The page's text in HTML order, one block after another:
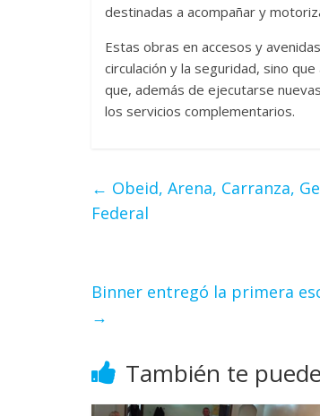
destinadas a acompañar y
Estas obras en accesos y
circulación y la seguridad, sino
que, además de ejecutarse
los servicios complementarios.
← Obeid, Arena, Carranza,
Federal
Binner entregó la primera
→
También te